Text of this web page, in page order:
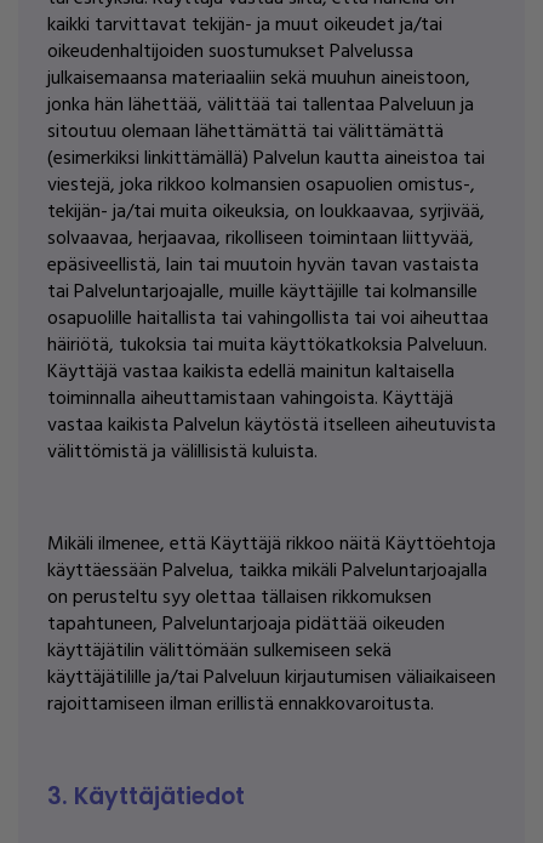
kaikki tarvittavat tekijän- ja muut oikeudet ja/tai
oikeudenhaltijoiden suostumukset Palvelussa
julkaisemaansa materiaaliin sekä muuhun aineistoon,
jonka hän lähettää, välittää tai tallentaa Palveluun ja
sitoutuu olemaan lähettämättä tai välittämättä
(esimerkiksi linkittämällä) Palvelun kautta aineistoa tai
viestejä, joka rikkoo kolmansien osapuolien omistus-,
tekijän- ja/tai muita oikeuksia, on loukkaavaa, syrjivää,
solvaavaa, herjaavaa, rikolliseen toimintaan liittyvää,
epäsiveellistä, lain tai muutoin hyvän tavan vastaista
tai Palveluntarjoajalle, muille käyttäjille tai kolmansille
osapuolille haitallista tai vahingollista tai voi aiheuttaa
häiriötä, tukoksia tai muita käyttökatkoksia Palveluun.
Käyttäjä vastaa kaikista edellä mainitun kaltaisella
toiminnalla aiheuttamistaan vahingoista. Käyttäjä
vastaa kaikista Palvelun käytöstä itselleen aiheutuvista
välittömistä ja välillisistä kuluista.
Mikäli ilmenee, että Käyttäjä rikkoo näitä Käyttöehtoja
käyttäessään Palvelua, taikka mikäli Palveluntarjoajalla
on perusteltu syy olettaa tällaisen rikkomuksen
tapahtuneen, Palveluntarjoaja pidättää oikeuden
käyttäjätilin välittömään sulkemiseen sekä
käyttäjätilille ja/tai Palveluun kirjautumisen väliaikaiseen
rajoittamiseen ilman erillistä ennakkovaroitusta.
3. Käyttäjätiedot